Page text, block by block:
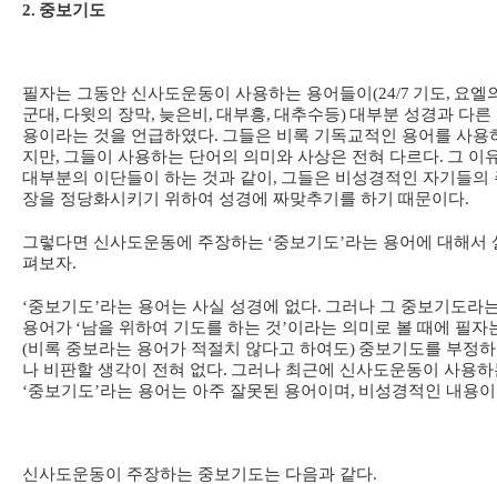
2. 중보기도
필자는 그동안 신사도운동이 사용하는 용어들이 (24/7 기도, 요엘
군대 , 다윗의 장막, 늦은비 , 대부흥, 대추수등)대부분 성경과 다른
용이라는 것을 언급하였다. 그들은 비록 기독교적인 용어를 사용
지만, 그들이 사용하는 단어의 의미와 사상은 전혀 다르다. 그 이
대부분의 이단들이 하는 것과 같이 , 그들은 비성경적인 자기들의
장을 정당화시키기 위하여 성경에 짜맞추기를 하기 때문이다.
그렇다면 신사도운동에 주장하는 ‘중보기도’라는 용어에 대해서
펴보자.
‘중보기도’라는 용어는 사실 성경에 없다. 그러나 그 중보기도라
용어가 ‘남을 위하여 기도를 하는 것’이라는 의미로 볼 때에 필자
(비록 중보라는 용어가 적절치 않다고 하여도) 중보기도를 부정
나 비판할 생각이 전혀 없다. 그러나 최근에 신사도운동이 사용하
‘중보기도’라는 용어는 아주 잘못된 용어이며 , 비성경적인 내용
신사도운동이 주장하는 중보기도는 다음과 같다.